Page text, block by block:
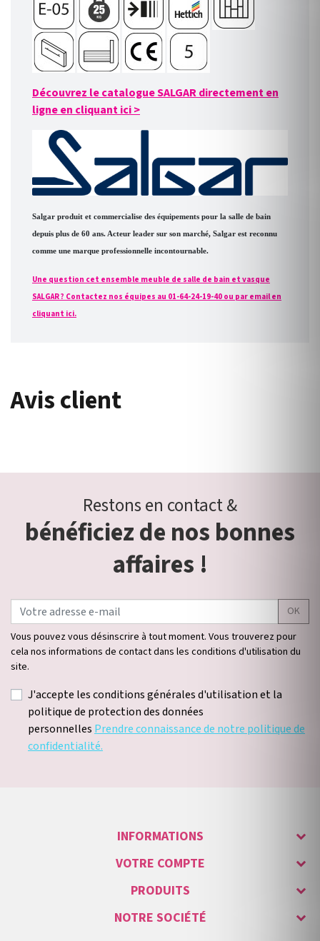
Découvrez le catalogue SALGAR directement en
ligne en cliquant ici>
Salgar produit et commercialise des équipements pour la salle de bain
depuis plus de 60 ans. Acteur leader sur son marché, Salgar est reconnu
comme une marque professionnelle incontournable.
Une question cet ensemble meuble de salle de bain et vasque
SALGAR ? Contactez nos équipes au 01-64-24-19-40 ou par email en
cliquant ici.
Avis client
Restons en contact &
bénéficiez de nos bonnes
affaires !
OK
Vous pouvez vous désinscrire à tout moment. Vous trouverez pour
cela nos informations de contact dans les conditions d'utilisation du
site.
J'accepte les conditions générales d'utilisation et la
politique de protection des données
personnellesPrendre connaissance de notre politique de
confidentialité.
INFORMATIONS
VOTRE COMPTE
PRODUITS
NOTRE SOCIÉTÉ